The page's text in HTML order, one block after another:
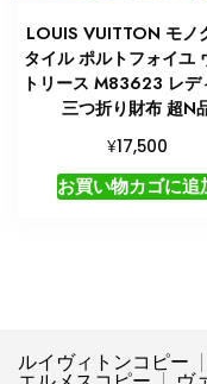
LOUIS VUITTON モノ
タイル ポルトフォイユ
トリース M83623 レデ
三つ折り財布 超N
¥17,500
お買い物カゴに追
ルイヴィトンコピー